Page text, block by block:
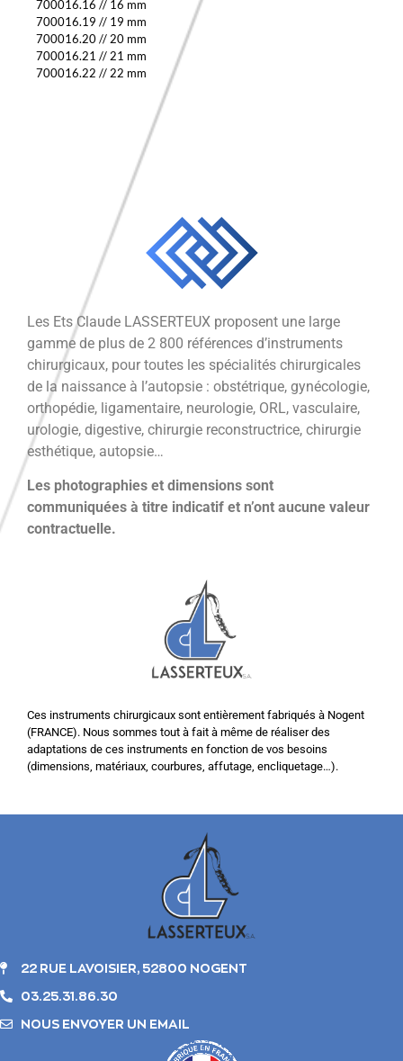
700016.16 // 16 mm
700016.19 // 19 mm
700016.20// 20 mm
700016.21 // 21 mm
700016.22 // 22 mm
Les Ets Claude LASSERTEUX proposent une large
gamme de plus de 2 800 références d’instruments
chirurgicaux, pour toutes les spécialités chirurgicales
de la naissance à l’autopsie : obstétrique, gynécologie,
orthopédie, ligamentaire, neurologie, ORL, vasculaire,
urologie, digestive, chirurgie reconstructrice, chirurgie
esthétique, autopsie…
Les photographies et dimensions sont
communiquées à titre indicatif et n’ont aucune valeur
contractuelle.
Ces instruments chirurgicaux sont entièrement fabriqués à Nogent
(FRANCE). Nous sommes tout à fait à même de réaliser des
adaptations de ces instruments en fonction de vos besoins
(dimensions, matériaux, courbures, affutage, encliquetage…).
22 RUE LAVOISIER, 52800 NOGENT
03.25.31.86.30
NOUS ENVOYER UN EMAIL